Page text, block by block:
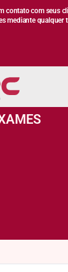
contato com seus
mediante qualquer